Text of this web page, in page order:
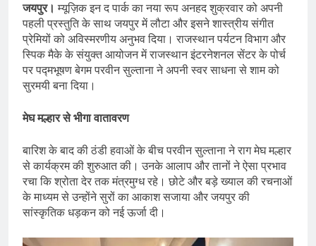
जयपुर। म्यूज़िक इन द पार्क का नया रूप अनहद शुक्रवार को अपनी
पहली प्रस्तुति के साथ जयपुर में लौटा और इसने शास्त्रीय संगीत
प्रेमियों को अविस्मरणीय अनुभव दिया। राजस्थान पर्यटन विभाग और
स्पिक मैके के संयुक्त आयोजन में राजस्थान इंटरनेशनल सेंटर के पोर्च
पर पद्मभूषण बेगम परवीन सुल्ताना ने अपनी स्वर साधना से शाम को
सुरमयी बना दिया।
मेघ मल्हार से भीगा वातावरण
बारिश के बाद की ठंडी हवाओं के बीच परवीन सुल्ताना ने राग मेघ मल्हार
से कार्यक्रम की शुरुआत की। उनके आलाप और तानों ने ऐसा प्रभाव
रचा कि श्रोता देर तक मंत्रमुग्ध रहे। छोटे और बड़े ख्याल की रचनाओं
के माध्यम से उन्होंने सुरों का आकाश सजाया और जयपुर की
सांस्कृतिक धड़कन को नई ऊर्जा दी।